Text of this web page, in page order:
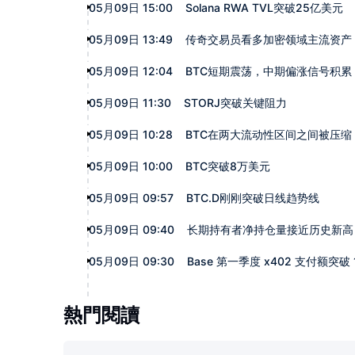
05月09日 15:00 Solana RWA TVL突破25亿美元
05月09日 13:49 传奇交易员看多加密领域主流资产
05月09日 12:04 BTC短期震荡，中期偏涨信号积累
05月09日 11:30 STORJ突破关键阻力
05月09日 10:28 BTC在两大流动性区间之间被压缩
05月09日 10:00 BTC突破8万美元
05月09日 09:57 BTC.D刚刚突破日线趋势线
05月09日 09:40 长期持有者净持仓量接近历史新高
05月09日 09:30 Base 第一季度 x402 支付额突破
熱門閱讀